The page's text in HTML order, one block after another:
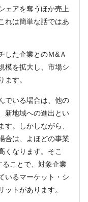
ェアを奪うほか売上
れは簡単な話ではあ
した企業とのＭ&Ａ
模を拡大し、市場シ
ます。
でいる場合は、他の
新地域への進出とい
す。しかしながら、
合は、よほどの事業
くなります。そこ
ることで、対象企業
いるマーケット・シ
ットがあります。